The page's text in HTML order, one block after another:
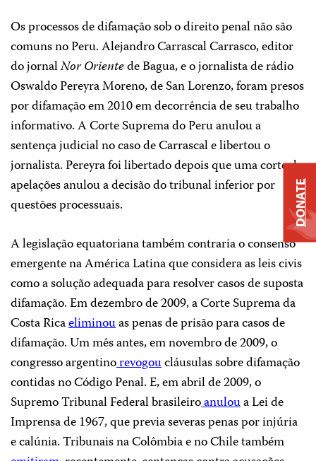
Os processos de difamação sob o direito penal não são
comuns no Peru. Alejandro Carrascal Carrasco, editor
do jornalNor Orientede Bagua, e o jornalista de rádio
Oswaldo Pereyra Moreno, de San Lorenzo, foram presos
por difamação em 2010 em decorrência de seu trabalho
informativo. A Corte Suprema do Peru anulou a
sentença judicial no caso de Carrascal e libertou o
jornalista. Pereyra foi libertado depois que uma corte de
apelações anulou a decisão do tribunal inferior por
questões processuais.
A legislação equatoriana também contraria o consenso
emergente na América Latina que considera as leis civis
como a solução adequada para resolver casos de suposta
difamação. Em dezembro de 2009, a Corte Suprema da
Costa Ricaeliminouas penas de prisão para casos de
difamação. Um mês antes, em novembro de 2009, o
congresso argentinorevogoucláusulas sobre difamação
contidas no Código Penal. E, em abril de 2009, o
Supremo Tribunal Federal brasileiroanuloua Lei de
Imprensa de 1967, que previa severas penas por injúria
e calúnia. Tribunais na Colômbia e no Chile também
DONATE